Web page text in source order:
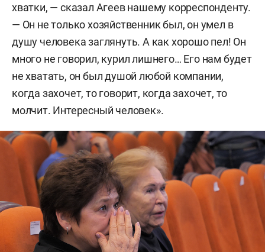
хватки, — сказал Агеев нашему корреспонденту.
— Он не только хозяйственник был, он умел в
душу человека заглянуть. А как хорошо пел! Он
много не говорил, курил лишнего… Его нам будет
не хватать, он был душой любой компании,
когда захочет, то говорит, когда захочет, то
молчит. Интересный человек».